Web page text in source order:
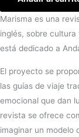
Marisma es una
inglés, sobre
está dedicado a
El proyecto se
las guías de viaje
emocional que dan
revista se ofrece
imaginar un modelo